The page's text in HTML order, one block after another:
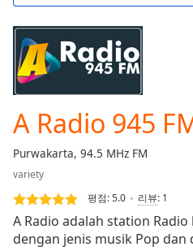
Skip
Skip
Forward
Mute
Current
Loaded:
0.00%
Stream
Type LIVE
Seek to
live,
A Radio 945
Purwakarta, 94.5 MHz FM
variety
평점:5.0 리뷰: 1
A Radio adalah station
dengan jenis musik Pop